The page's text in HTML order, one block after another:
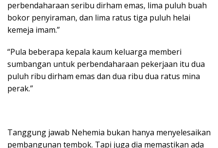
perbendaharaan seribu dirham emas, lima puluh buah
bokor penyiraman, dan lima ratus tiga puluh helai
kemeja imam.”
“Pula beberapa kepala kaum keluarga memberi
sumbangan untuk perbendaharaan pekerjaan itu dua
puluh ribu dirham emas dan dua ribu dua ratus mina
perak.”
Tanggung jawab Nehemia bukan hanya menyelesaikan
pembangunan tembok. Tapi juga dia memastikan ada